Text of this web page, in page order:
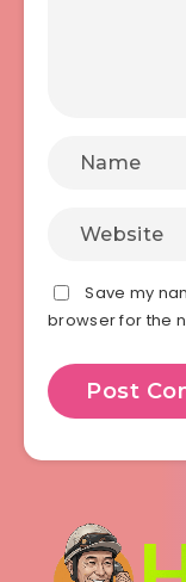
Save my
browser for the